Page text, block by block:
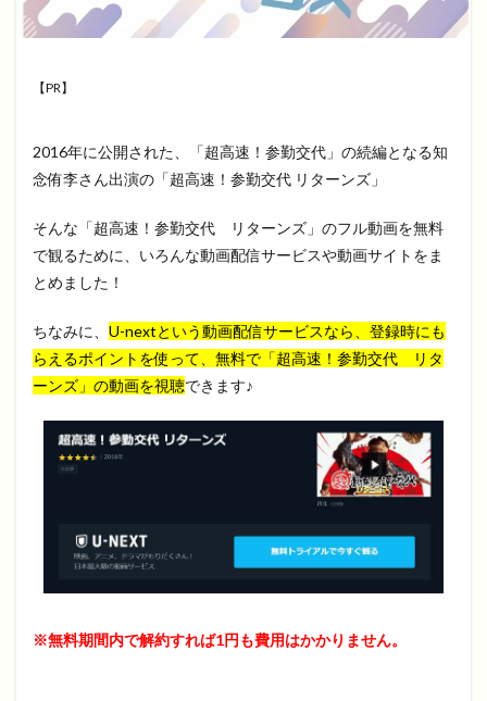
【PR】
2016年に公開された、「超高速！参勤交代」の続編となる知
念侑李さん出演の「超高速！参勤交代 リターンズ」
そんな「超高速！参勤交代 リターンズ」のフル動画を無料
で観るために、いろんな動画配信サービスや動画サイトをま
とめました！
ちなみに、 U-nextという動画配信サービスなら、登録時にも
らえるポイントを使って、無料で「超高速！参勤交代 リタ
ーンズ」の動画を視聴できます♪
※無料期間内で解約すれば1円も費用はかかりません。